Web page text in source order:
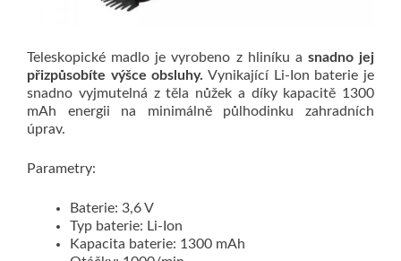
Teleskopické madlo je vyrobeno z hliníku a snadno jej
přizpůsobíte výšce obsluhy. Vynikající Li-Ion baterie je
snadno vyjmutelná z těla nůžek a díky kapacitě 1300
mAh energii na minimálně půlhodinku zahradních
úprav.
Parametry:
Baterie: 3,6 V
Typ baterie: Li-Ion
Kapacita baterie: 1300 mAh